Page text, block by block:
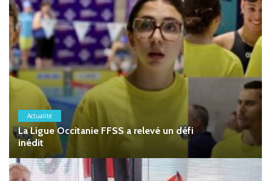
Actualité
La Ligue Occitanie FFSS a relevé un défi
inédit